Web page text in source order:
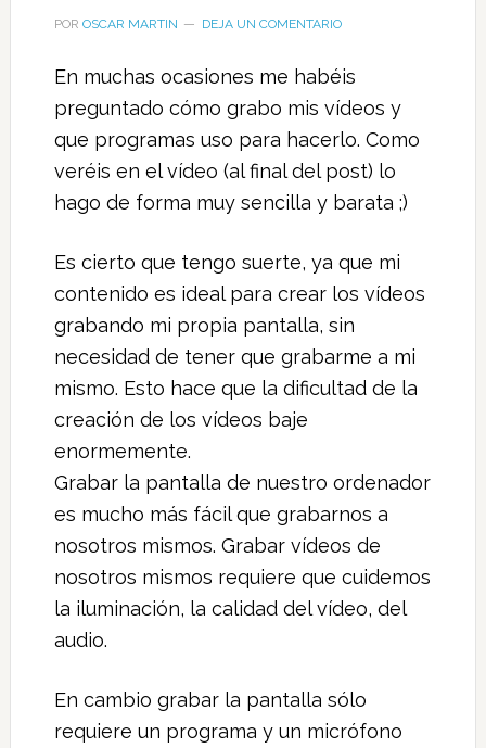
POR OSCAR MARTIN DEJA UN COMENTARIO
En muchas ocasiones me habéis
preguntado cómo grabo mis vídeos y
que programas uso para hacerlo. Como
veréis en el vídeo (al final del post) lo
hago de forma muy sencilla y barata ;)
Es cierto que tengo suerte, ya que mi
contenido es ideal para crear los vídeos
grabando mi propia pantalla, sin
necesidad de tener que grabarme a mi
mismo. Esto hace que la dificultad de la
creación de los vídeos baje
enormemente.
Grabar la pantalla de nuestro ordenador
es mucho más fácil que grabarnos a
nosotros mismos. Grabar vídeos de
nosotros mismos requiere que cuidemos
la iluminación, la calidad del vídeo, del
audio.
En cambio grabar la pantalla sólo
requiere un programa y un micrófono